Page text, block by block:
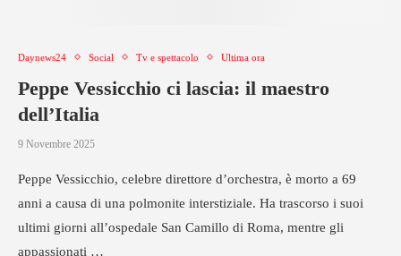
Daynews24 Social Tv e spettacolo Ultima ora
Peppe Vessicchio ci lascia: il maestro
dell’Italia
9 Novembre 2025
Peppe Vessicchio, celebre direttore d’orchestra, è morto a 69
anni a causa di una polmonite interstiziale. Ha trascorso i suoi
ultimi giorni all’ospedale San Camillo di Roma, mentre gli
appassionati …